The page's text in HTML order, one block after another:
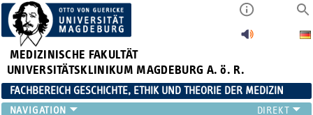
MEDIZINISCHE FAKULTÄT
UNIVERSITÄTSKLINIKUM MAGDEBURG A. ö. R.
FACHBEREICH GESCHICHTE, ETHIK UND THEORIE DER MEDIZIN